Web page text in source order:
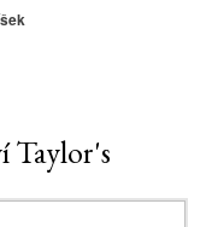
Taylor's